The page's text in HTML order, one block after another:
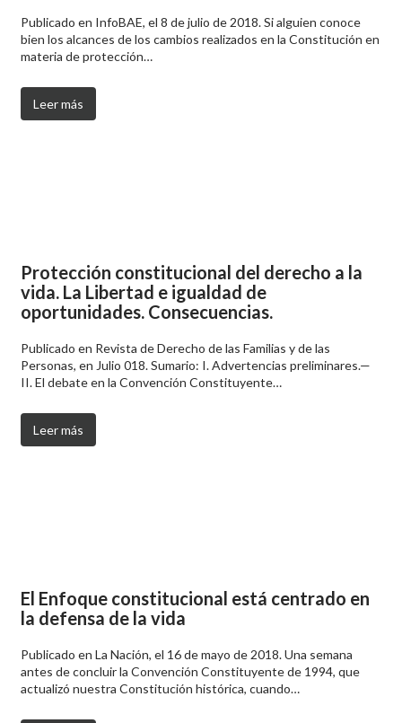
Publicado en InfoBAE, el 8 de julio de 2018. Si alguien conoce
bien los alcances de los cambios realizados en la Constitución en
materia de protección…
Leer más
Protección constitucional del derecho a la
vida. La Libertad e igualdad de
oportunidades. Consecuencias.
Publicado en Revista de Derecho de las Familias y de las
Personas, en Julio 018. Sumario: I. Advertencias preliminares.—
II. El debate en la Convención Constituyente…
Leer más
El Enfoque constitucional está centrado en
la defensa de la vida
Publicado en La Nación, el 16 de mayo de 2018. Una semana
antes de concluir la Convención Constituyente de 1994, que
actualizó nuestra Constitución histórica, cuando…